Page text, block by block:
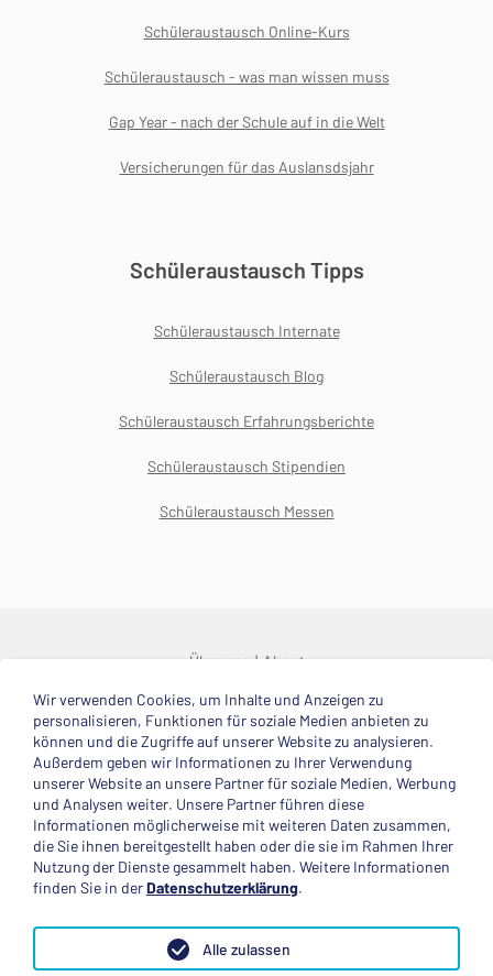
Schüleraustausch Online-Kurs
Schüleraustausch - was man wissen muss
Gap Year - nach der Schule auf in die Welt
Versicherungen für das Auslansdsjahr
Schüleraustausch Tipps
Schüleraustausch Internate
Schüleraustausch Blog
Schüleraustausch Erfahrungsberichte
Schüleraustausch Stipendien
Schüleraustausch Messen
Über uns About
© 2025 Deutsche Stiftung Völkerverständigung
Impressum Datenschutzerklärung Kontakt
Mitglied im
Anerkannte Einsatzstelle
Wir verwenden Cookies, um Inhalte und Anzeigen zu
personalisieren, Funktionen für soziale Medien anbieten zu
können und die Zugriffe auf unserer Website zu analysieren.
Außerdem geben wir Informationen zu Ihrer Verwendung
unserer Website an unsere Partner für soziale Medien, Werbung
und Analysen weiter. Unsere Partner führen diese
Informationen möglicherweise mit weiteren Daten zusammen,
die Sie ihnen bereitgestellt haben oder die sie im Rahmen Ihrer
Nutzung der Dienste gesammelt haben. Weitere Informationen
finden Sie in derDatenschutzerklärung.
Alle zulassen